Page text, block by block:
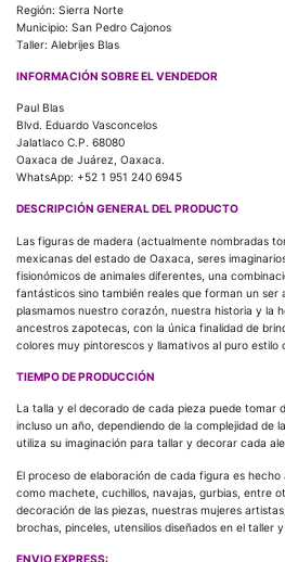
Región: Sierra Norte
Municipio: San Pedro Cajonos
Taller: Alebrijes Blas
INFORMACIÓN SOBRE EL VENDEDOR
Paul Blas
Blvd. Eduardo Vasconcelos
Jalatlaco C.P. 68080
Oaxaca de Juárez, Oaxaca.
WhatsApp: +52 1 951 240 6945
DESCRIPCIÓN GENERAL DEL PRODUCTO
Las figuras de madera (actualmente nombradas
mexicanas del estado de Oaxaca, seres
fisionómicos de animales diferentes, una
fantásticos sino también reales que forman un ser
plasmamos nuestro corazón, nuestra historia y la
ancestros zapotecas, con la única finalidad de
colores muy pintorescos y llamativos al puro estilo
TIEMPO DE PRODUCCIÓN
La talla y el decorado de cada pieza puede tomar
incluso un año, dependiendo de la complejidad de
utiliza su imaginación para tallar y decorar cada
El proceso de elaboración de cada figura es
como machete, cuchillos, navajas, gurbias, entre
decoración de las piezas, nuestras mujeres
brochas, pinceles, utensilios diseñados en el taller
ENVIO EXPRESS: